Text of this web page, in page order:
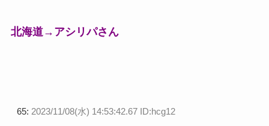
北海道→アシリパさん
65: 2023/11/08(水) 14:53:42.67 ID:hcg12